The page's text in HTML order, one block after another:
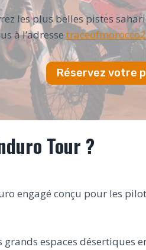
les plus belles pistes
à l’adresse
Réservez votre
Tour ?
engagé conçu pour les
grands espaces désertiques